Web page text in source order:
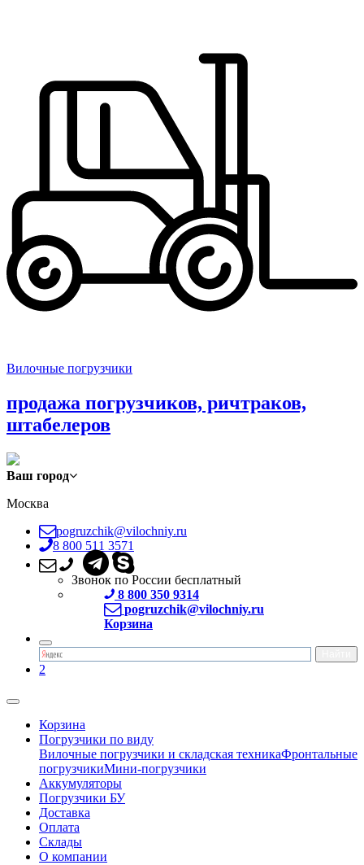
Вилочные погрузчики
продажа погрузчиков, ричтраков,
штабелеров
Ваш город
Москва
pogruzchik@vilochniy.ru
8 800 511 3571
Звонок по России бесплатный
8 800 350 9314
pogruzchik@vilochniy.ru
Корзина
2
Корзина
Погрузчики по виду
Вилочные погрузчики и складская техникаФронтальные
погрузчикиМини-погрузчики
Аккумуляторы
Погрузчики БУ
Доставка
Оплата
Склады
О компании